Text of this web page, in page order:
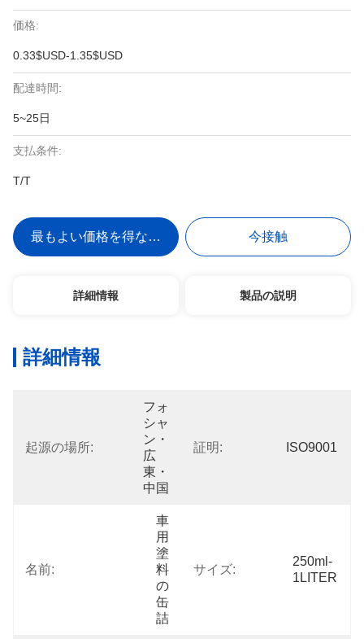
価格:
0.33$USD-1.35$USD
配達時間:
5~25日
支払条件:
T/T
最もよい価格を得なさい 今接触
詳細情報 製品の説明
詳細情報
起源の場所:
フォ
シャ
ン・
広
東・
中国
証明: ISO9001
名前:
車
用
塗
料
の
缶
詰
サイズ:
250ml-
1LITER